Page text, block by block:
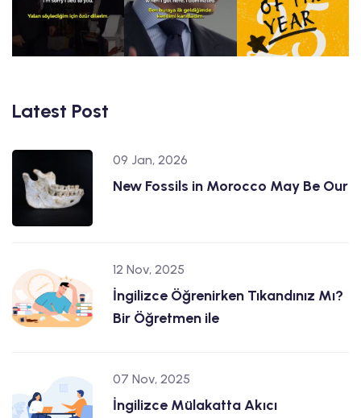
Latest Post
09 Jan, 2026
New Fossils in Morocco May Be Our
12 Nov, 2025
İngilizce Öğrenirken Tıkandınız Mı?
Bir Öğretmen ile
07 Nov, 2025
İngilizce Mülakatta Akıcı